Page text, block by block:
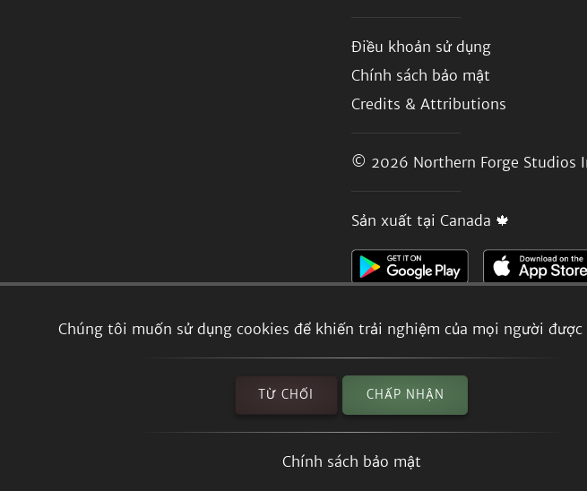
Chúng tôi muốn sử dụng cookies để khiến trải nghiệm của mọi người
TỪ CHỐI CHẤP NHẬN
Chính sách bảo mật
Điều khoản sử dụng
Chính sách bảo mật
Credits & Attributions
© 2026 Northern Forge Studios
Sản xuất tại Canada 🍁